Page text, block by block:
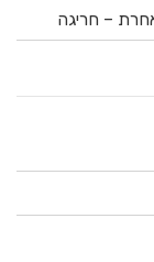
– חריגה